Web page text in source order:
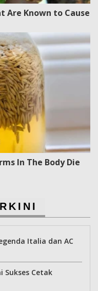
Are Known to Cause
In The Body Die
Italia dan AC
Sukses Cetak